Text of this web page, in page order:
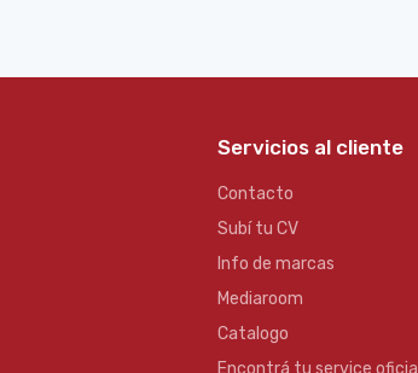
Servicios al cliente
Contacto
Subí tu CV
Info de marcas
Mediaroom
Catalogo
Encontrá tu service oficial